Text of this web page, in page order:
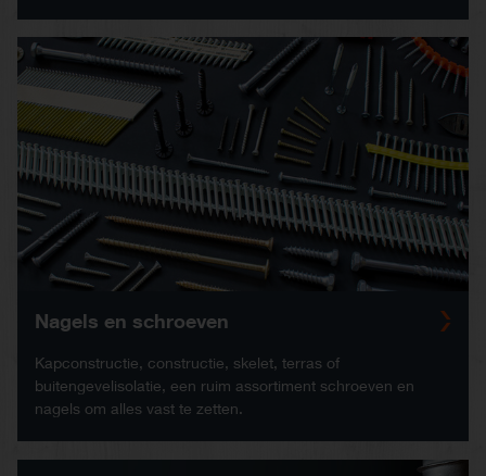
Nagels en schroeven
Kapconstructie, constructie, skelet, terras of
buitengevelisolatie, een ruim assortiment schroeven en
nagels om alles vast te zetten.